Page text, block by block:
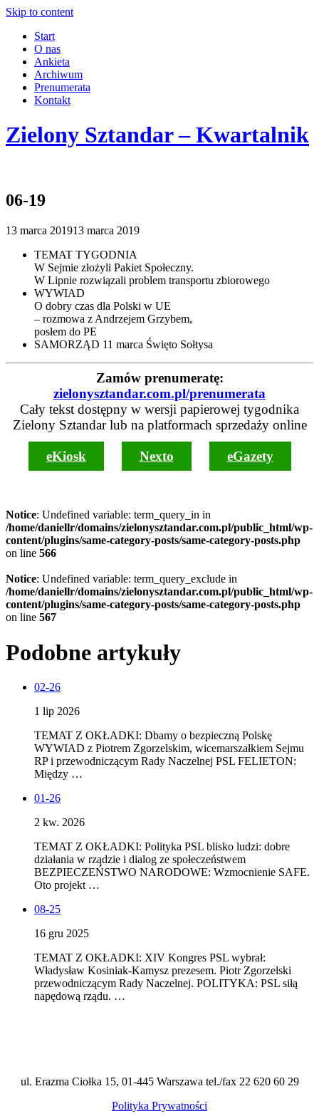
Skip to content
Start
O nas
Ankieta
Archiwum
Prenumerata
Kontakt
Zielony Sztandar – Kwartalnik
06-19
13 marca 201913 marca 2019
TEMAT TYGODNIA
W Sejmie złożyli Pakiet Społeczny.
W Lipnie rozwiązali problem transportu zbiorowego
WYWIAD
O dobry czas dla Polski w UE
– rozmowa z Andrzejem Grzybem,
posłem do PE
SAMORZĄD 11 marca Święto Sołtysa
Zamów prenumeratę:
zielonysztandar.com.pl/prenumerata
Cały tekst dostępny w wersji papierowej tygodnika
Zielony Sztandar lub na platformach sprzedaży online
eKiosk Nexto eGazety
Notice: Undefined variable: term_query_in in
/home/daniellr/domains/zielonysztandar.com.pl/public_html/wp-
content/plugins/same-category-posts/same-category-posts.php
on line 566
Notice: Undefined variable: term_query_exclude in
/home/daniellr/domains/zielonysztandar.com.pl/public_html/wp-
content/plugins/same-category-posts/same-category-posts.php
on line 567
Podobne artykuły
02-26
1 lip 2026
TEMAT Z OKŁADKI: Dbamy o bezpieczną Polskę
WYWIAD z Piotrem Zgorzelskim, wicemarszałkiem Sejmu
RP i przewodniczącym Rady Naczelnej PSL FELIETON:
Między …
01-26
2 kw. 2026
TEMAT Z OKŁADKI: Polityka PSL blisko ludzi: dobre
działania w rządzie i dialog ze społeczeństwem
BEZPIECZEŃSTWO NARODOWE: Wzmocnienie SAFE.
Oto projekt …
08-25
16 gru 2025
TEMAT Z OKŁADKI: XIV Kongres PSL wybrał:
Władysław Kosiniak-Kamysz prezesem. Piotr Zgorzelski
przewodniczącym Rady Naczelnej. POLITYKA: PSL siłą
napędową rządu. …
ul. Erazma Ciołka 15, 01-445 Warszawa tel./fax 22 620 60 29
Polityka Prywatności